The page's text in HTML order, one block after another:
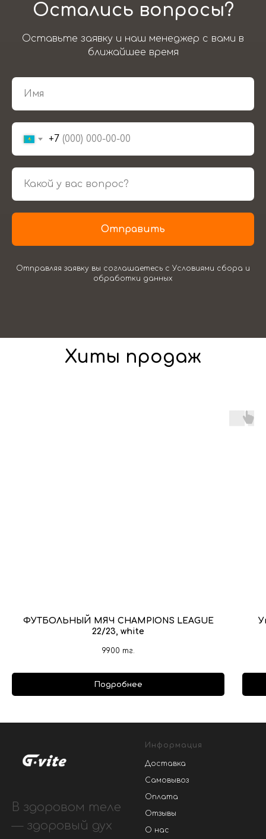
Остались вопросы?
Оставьте заявку и наш менеджер с вами в
ближайшее время
+7
Отправить
Отправляя заявку вы соглашаетесь с Условиями сбора и
обработки данных
Хиты продаж
ФУТБОЛЬНЫЙ МЯЧ CHAMPIONS LEAGUE
22/23, white
9900 тг.
Подробнее
В здоровом теле
— здоровый дух
Информация
Доставка
Самовывоз
Оплата
Отзывы
О нас